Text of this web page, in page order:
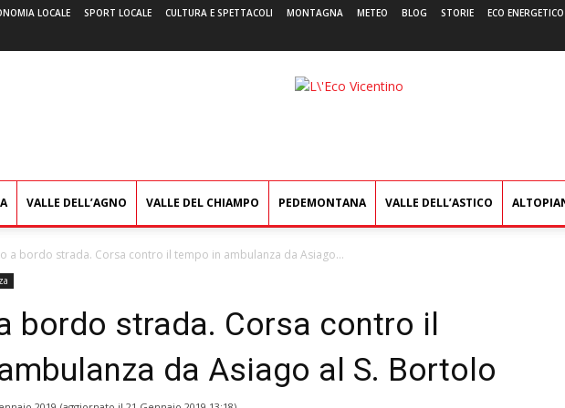
LOCALE SPORT LOCALE CULTURA E SPETTACOLI MONTAGNA METEO BLOG STORIE ECO ENERGETICO
L'Eco
VALLE DELL’AGNO VALLE DEL CHIAMPO PEDEMONTANA VALLE DELL’ASTICO
a bordo strada. Corsa contro il tempo in ambulanza da Asiago...
bordo strada. Corsa contro il
da Asiago al S. Bortolo